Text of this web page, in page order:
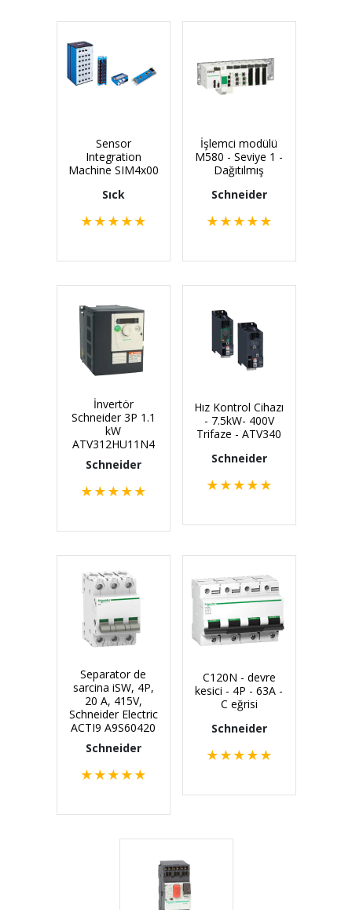
Sensor
Integration
Machine SIM4x00
Sıck
★ ★ ★ ★ ★
İşlemci modülü
M580 - Seviye 1 -
Dağıtılmış
Schneider
★ ★ ★ ★ ★
İnvertör
Schneider 3P 1.1
kW
ATV312HU11N4
Schneider
★ ★ ★ ★ ★
Hız Kontrol Cihazı
- 7.5kW- 400V
Trifaze - ATV340
Schneider
★ ★ ★ ★ ★
Separator de
sarcina iSW, 4P,
20 A, 415V,
Schneider Electric
ACTI9 A9S60420
Schneider
★ ★ ★ ★ ★
C120N - devre
kesici - 4P - 63A -
C eğrisi
Schneider
★ ★ ★ ★ ★